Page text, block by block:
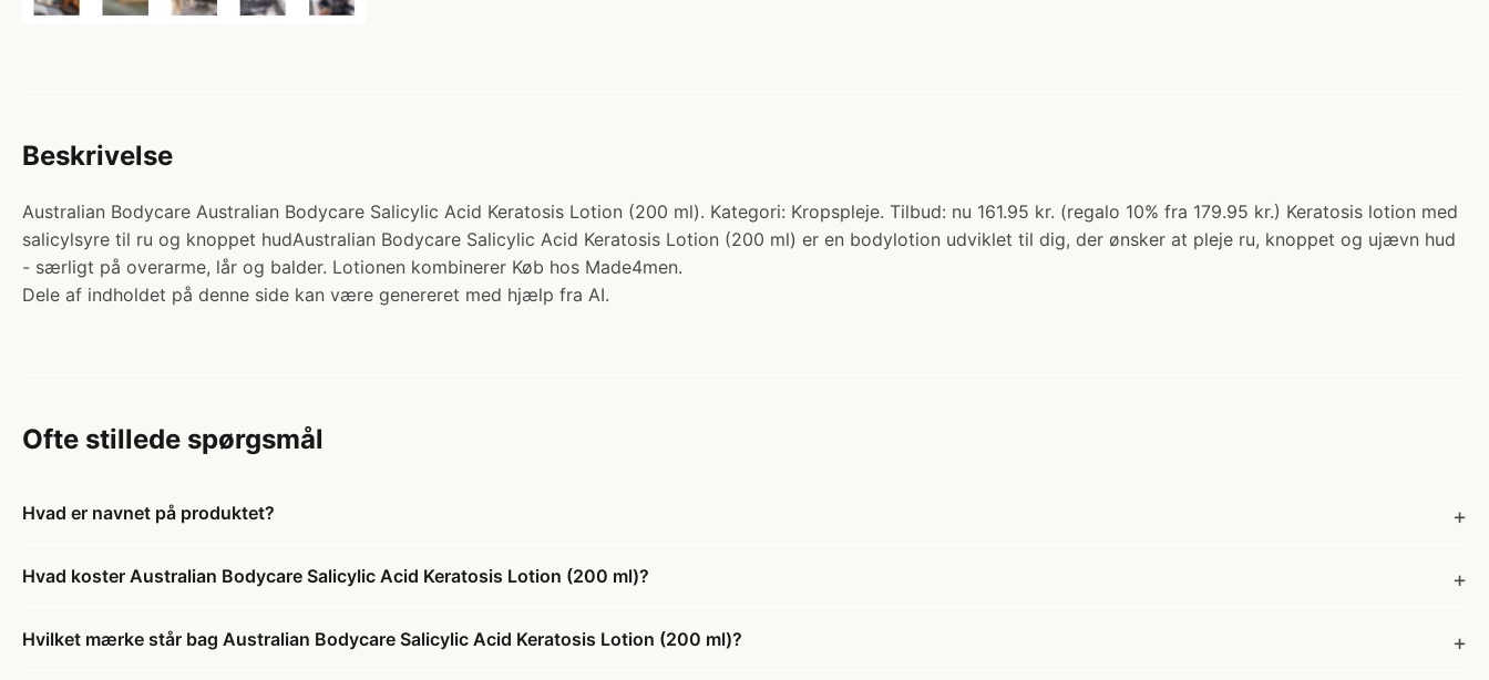
Beskrivelse
Australian Bodycare Australian Bodycare Salicylic Acid Keratosis Lotion (200 ml). Kategori: Kropspleje. Tilbud: nu 161.95 kr. (regalo 10% fra 179.95 kr.) Keratosis lotion med
salicylsyre til ru og knoppet hudAustralian Bodycare Salicylic Acid Keratosis Lotion (200 ml) er en bodylotion udviklet til dig, der ønsker at pleje ru, knoppet og ujævn hud
- særligt på overarme, lår og balder. Lotionen kombinerer Køb hos Made4men.
Dele af indholdet på denne side kan være genereret med hjælp fra AI.
Ofte stillede spørgsmål
Hvad er navnet på produktet?
Hvad koster Australian Bodycare Salicylic Acid Keratosis Lotion (200 ml)?
Hvilket mærke står bag Australian Bodycare Salicylic Acid Keratosis Lotion (200 ml)?